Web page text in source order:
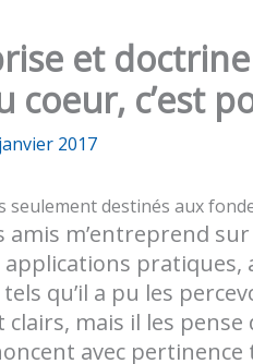
et doctrine
coeur, c’est
2017
seulement destinés aux
amis m’entreprend
applications pratiques,
qu’il a pu les
clairs, mais il les
avec